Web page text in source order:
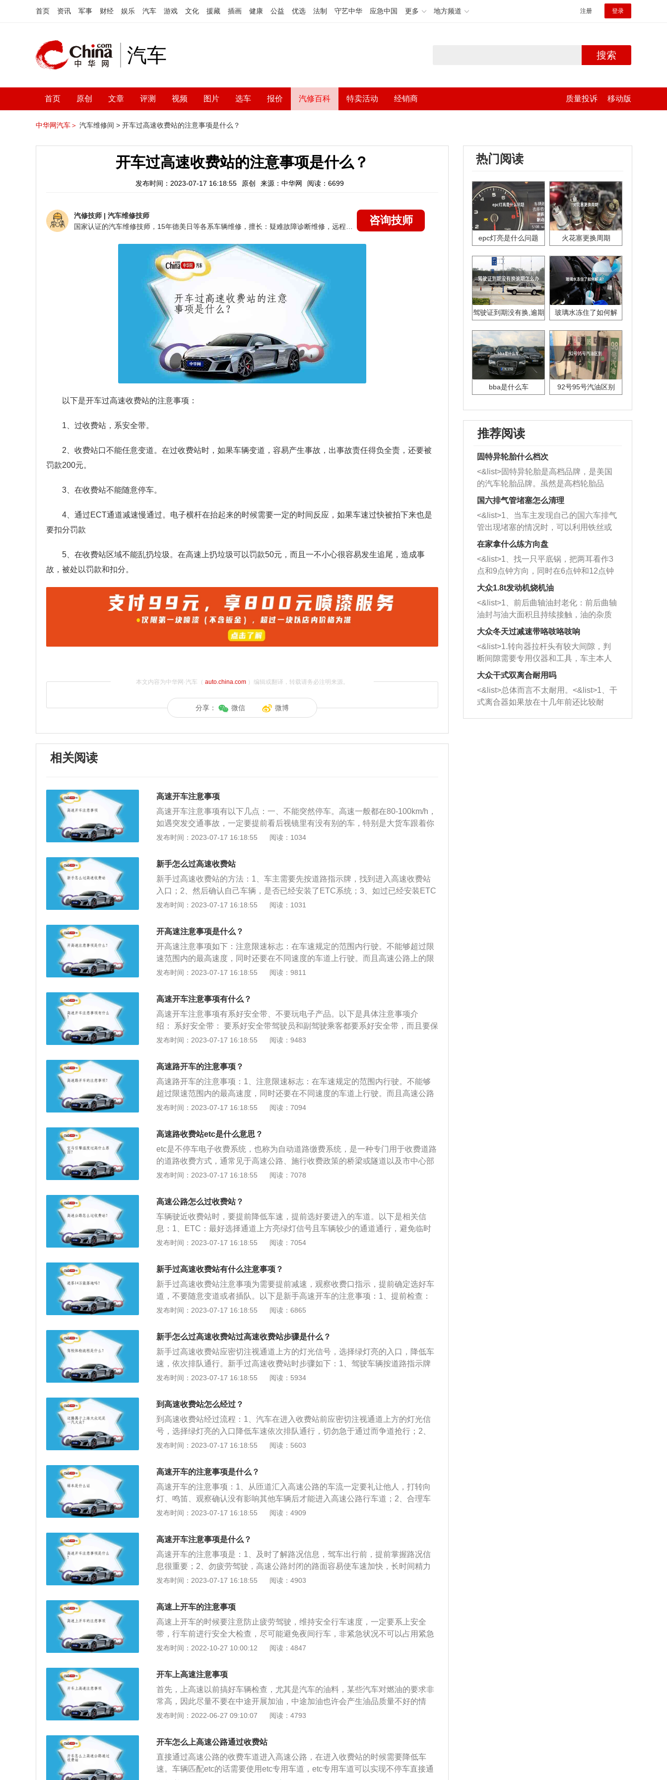
首页 资讯 军事 财经 娱乐 汽车 游戏 文化 援藏 插画 健康 公益 优选 法制 守艺中华 应急中国 更多 地方频道 注册 登录
汽车 搜索
首页 原创 文章 评测 视频 图片 选车 报价 汽修百科 特卖活动 经销商 质量投诉 移动版
中华网汽车＞ 汽车维修间 > 开车过高速收费站的注意事项是什么？
开车过高速收费站的注意事项是什么？
发布时间：2023-07-17 16:18:55 原创 来源：中华网 阅读：6699
汽修技师 | 汽车维修技师
咨询技师
以下是开车过高速收费站的注意事项：
1、过收费站，系安全带。
2、收费站口不能任意变道。在过收费站时，如果车辆变道，容易产生事故，出事故责任得负全责，还要被
罚款200元。
3、在收费站不能随意停车。
4、通过ECT通道减速慢通过。电子横杆在抬起来的时候需要一定的时间反应，如果车速过快被拍下来也是
要扣分罚款
5、在收费站区域不能乱扔垃圾。在高速上扔垃圾可以罚款50元，而且一不小心很容易发生追尾，造成事
故，被处以罚款和扣分。
本文内容为中华网·汽车（ auto.china.com）编辑或翻译，转载请务必注明来源。
分享： 微信 微博
相关阅读
高速开车注意事项
高速开车注意事项有以下几点：一、不能突然停车。高速一般都在80-100km/h，
如遇突发交通事故，一定要提前看后视镜里有没有别的车，特别是大货车跟着你
的时候，如果有的话请一定要提前减速并打开双闪，提醒后车注意，给后方车辆
住车了，这时候你要做的不是停车而是往紧急车道里开，哪怕被拍违章、哪怕车
辆蹭伤，保命最重要。二、要带安全带。学车第一件事儿就是系安全带。保护生
命安全。三、车距保持在200m。速度那么快，车距短肯定反应不过来，一般要预
留2秒的反应时间，建议大家车距一般在200米。注意大货车，尽量避免在在两辆
大货车之间行车，山区道路请不要跟货车，也不要被货车跟。一旦出现事故一定
多么严重的事故或者故障，你一个人无法解决的话那就请你离开事故车辆，并按
照城市路面撤离到主路紧急行车带；高速公路撤离到最外层绿化带的方法等待事
情的处理。四、合理使用灯光。车辆越快，噪音越大。因此我们在高速路上，如
条件下，我们在高速路上更要注意灯光的使用，示宽灯、雾灯、双闪警示灯一个
化，夜间大车普遍较多，光线有差，本着安全第一的原则，建议尽量避免夜间行
车吧。六、不要疲劳驾驶。在高速路行驶超过2个小时司机就需要休息，调整状
态。同样车也需要调整状态，并且可以利用在休息站休息的时候检查车辆的主要
部位（如：轮胎、胎压、机油等），这样才能保证你在下一段旅程的行车安全。
00%。
发布时间：2023-07-17 16:18:55 阅读：1034
新手怎么过高速收费站
新手过高速收费站的方法：1、车主需要先按道路指示牌，找到进入高速收费站
入口；2、然后确认自己车辆，是否已经安装了ETC系统；3、如过已经安装ETC
系统的车主，驾驶车辆进入ETC的专用车道，待栏杆打开后，驾车离开高速收费
会告知车主通行的高速费用，或者按照前方显示屏提示的金额付款。然后工作人
员就会告知车主已经缴费成功，然后将通行发票提供车主；6、车主驾驶车辆离
开即可。车主需要注意的是，走ETC的专用车道时，不要紧跟其他的车辆，容易
导致车辆的扣费不成功，还会导致车辆被落下的杆砸伤，带来不必要的损失。
发布时间：2023-07-17 16:18:55 阅读：1031
开高速注意事项是什么？
开高速注意事项如下：注意限速标志：在车速规定的范围内行驶。不能够超过限
速范围内的最高速度，同时还要在不同速度的车道上行驶。而且高速公路上的限
速都是分段的，这就要求驾驶人员要格外的注意限速标识。避免紧急刹车：在高
的是多辆汽车想撞。集中注意力：行驶的时候集中注意力，注意栏杆，避免因为
安全距离太小，一时分心刮蹭到栏杆上，更严重的是撞到栏杆上。高速公路上车
道很宽，可以好几个车道同时有车行驶，不必要的情况下远离护栏行驶。远离大
货车：尽量远离一些大货车，大客车，这些大型的载重车制动性能都没有那么
好，而且当车辆超载的时候，车辆的控制系统和制动性能都将下降，这对在它旁
的汽车时，我们为了自己的人身安全应尽量远离。不要占用应急车道：没有紧急
情况时不要占用应急车道。这样会使真正有紧急情况的车辆无法驶入。
发布时间：2023-07-17 16:18:55 阅读：9811
高速开车注意事项有什么？
高速开车注意事项有系好安全带、不要玩电子产品。以下是具体注意事项介
绍： 系好安全带： 要系好安全带驾驶员和副驾驶乘客都要系好安全带，而且要保
证在高速公路的全程都要系上安全带，不要中途解开，更不要抱有侥幸心理而不
路上行车，千万不要打电话，看手机，更不要用耳机听录音机，防止听不到其他
车辆的鸣笛，导致危险发生。也不要向车外乱扔物品，以免给其他车辆造成影
响，甚至发生危险。
发布时间：2023-07-17 16:18:55 阅读：9483
高速路开车的注意事项？
高速路开车的注意事项：1、注意限速标志：在车速规定的范围内行驶。不能够
超过限速范围内的最高速度，同时还要在不同速度的车道上行驶。而且高速公路
上的限速都是分段的，这就要求驾驶人员要格外的注意限速标识。2、在高速公
多辆汽车相撞。3、行驶的时候集中注意力：注意栏杆，避免因为安全距离太
小，一时分心刮蹭到栏杆上，更严重的是撞到栏杆上。高速公路上车道很宽，可
以数个车道同时有车行驶，不必要的情况下远离护栏行驶。4、尽量远离一些大
货车，大客车：这些大型的载重车制动性能都没有那么好，而且当车辆超载的时
候，车辆的控制系统和制动性能都将下降，这对在它旁边行驶的小汽车是很大的
的人身安全应尽量远离。
发布时间：2023-07-17 16:18:55 阅读：7094
高速路收费站etc是什么意思？
etc是不停车电子收费系统，也称为自动道路缴费系统，是一种专门用于收费道路
的道路收费方式，通常见于高速公路、施行收费政策的桥梁或隧道以及市中心部
分路段，用以缓解城市交通的拥堵状况。根据国务院规定，从2020年起没有办理
工通道缴纳通行费。还有就是etc刚安装还不可以上高速，需要激活ETC设备后才
能正常使用，节假日免费期间也是可以走高速的，对于已经安装ETC用户通过ET
C车道是不会扣费。ETC的扣费原则：高速公路上会有一条或多条ETC车道。通
过安装在车辆挡风玻璃上的车载电子标签与收费站ETC车道内的微波天线之间的
微波专用短程通信，利用计算机联网技术与银行进行后台结算，达到车辆无需在
则。安装ETC的好处：节省时间：免去了排队等候的烦恼；绿色，环保：绿色低
碳，车辆通行收费站不停车，可降低噪声和尾气排放，减少污染；节省损耗：节
省费用，减少车辆起步、刹车频率，降低磨损、油耗，用户还能享受通行费9.5折
新、更快、更高科技。相比车牌付，ETC技术更成熟更具备优势。更多政策支
基本实现重点城市群交通一卡通互通，车辆安装使用ETC比例大幅提升”，并
在“十三五”综合交通发展主要指标中明确提出“到2020年道路客车ETC使用率达到
50%”的目标。更多的未来可能性：除了要不断提升ETC安装使用便利性和ETC客
车使用率外，未来还将推进货车使用ETC，探索ETC系统与车车通信、车路协同
的应用场景将支持ETC应用。ETC使用注意事项：ETC交易感应区域为8米，遇
到前车停留时，为了防止前车ETC设备故障或根本没有ETC设备，应与前车保持
10米以上距离，防止自动感应为前车缴费的情况。ETC车道通行识别车速为20k
m/h，车速过快则无法读取车辆设备信息，也会导致扣费失败。私自拆卸挪动OB
U设备、ETC电子标签脱落或松动等情况，都会导致电子标签失效，可以送到办
激活即可。使用借记卡绑定ETC时，余额不足也会导致扣费失败，可听从现场工
作人员引导去人工MTC车道，使用现金或刷卡等方式通行。汽车挡风玻璃过厚导
致感应不良。特别是发生过事故的车辆维修换过挡风玻璃，又或者改装前挡风玻
发布时间：2023-07-17 16:18:55 阅读：7078
高速公路怎么过收费站？
车辆驶近收费站时，要提前降低车速，提前选好要进入的车道。以下是相关信
息：1、ETC：最好选择通道上方亮绿灯信号且车辆较少的通道通行，避免临时
打方向盘变换通道。进入收费站时，应该要依次排队通过，切勿争道抢行，加
费亭时，汽车要尽量靠近收费亭，让驾驶室的车窗对准收费口，方便于交接现
金、票证或通行卡。领到通行卡或通行票据后，要妥善保存，切忌随手乱丢，否
则可能会最后下高速时因为找不到通行卡或通行票据而耽误时间。
发布时间：2023-07-17 16:18:55 阅读：7054
新手过高速收费站有什么注意事项？
新手过高速收费站注意事项为需要提前减速，观察收费口指示，提前确定选好车
道，不要随意变道或者插队。以下是新手高速开车的注意事项：1、提前检查：
重点是燃油、机油、胎压、灯光等，并且设计好路线，需要一位3年驾龄的司机
每小时120公里。3、保持车距：应该控制好车速，与前车尽量保持较远距离。
发布时间：2023-07-17 16:18:55 阅读：6865
新手怎么过高速收费站过高速收费站步骤是什么？
新手过高速收费站应密切注视通道上方的灯光信号，选择绿灯亮的入口，降低车
速，依次排队通行。新手过高速收费站时步骤如下：1、驾驶车辆按道路指示牌
进入高速入口收费站;2、确认车辆是否已经安装ETC系统;3、如已经安装ETC，
ETC，进入其他等候车道;5、按次序在收费亭停车，接受工作人员递来的磁卡;
6、在栏杆打开后驾驶车辆进入高速公路;7、根据行程离开高速公路，按指示牌驶
入离开匝道，进入出口收费站;8、如已经安装ETC，请驾驶车辆通过ETC专用通
道离开;9、如未安装ETC，驾驶车辆进入其他道口进行等候。在收费亭停下车辆;
10、将之前入口工作人员递交的卡片交予出口处工作人员;11、按工作人员或者前
发布时间：2023-07-17 16:18:55 阅读：5934
到高速收费站怎么经过？
到高速收费站经过流程：1、汽车在进入收费站前应密切注视通道上方的灯光信
号，选择绿灯亮的入口降低车速依次排队通行，切勿急于通过而争道抢行；2、
进入收费入口处车辆尽量靠近收费亭，使驾驶室门窗对齐收费口，便于收费人员
存好，以备出口时交卡或验票。驾车上高速进收费站的要求：有效的驾驶证、有
效的行驶证、合法车辆、合法驾驶人员、人民币若干（按距离长短不同）、ETC
系统（非必需）。
发布时间：2023-07-17 16:18:55 阅读：5603
高速开车的注意事项是什么？
高速开车的注意事项：1、从匝道汇入高速公路的车流一定要礼让他人，打转向
灯、鸣笛、观察确认没有影响其他车辆后才能进入高速公路行车道；2、合理车
距是确保车辆双方安全的前提条件；3、超车是一个很常规的动作，但是在高速
连续跨越多个车道，换道前应仔细观察车况，打转向灯、鸣笛来提醒其他车辆；
5、应急车道是提供有需要的车辆使用，除非特别情况，不能使用应急车道；6、
高速公路应该使用远光灯，但不是一直使用，而是远、近光交替使用，靠近前车
时应变换为近光灯。
发布时间：2023-07-17 16:18:55 阅读：4909
高速开车注意事项是什么？
高速开车的注意事项是：1、及时了解路况信息，驾车出行前，提前掌握路况信
息很重要；2、勿疲劳驾驶，高速公路封闭的路面容易使车速加快，长时间精力
高度集中，驾姿固定操作单调，非常容易造成心理和生理上的疲劳；3、切勿超
限速要求，不能开快车、开斗气车，更不允许右侧超车，以确保自身和别人的生
发布时间：2023-07-17 16:18:55 阅读：4903
高速上开车的注意事项
高速上开车的时候要注意防止疲劳驾驶，维持安全行车速度，一定要系上安全
带，行车前进行安全大检查，尽可能避免夜间行车，非紧急状况不可以占用紧急
停车道紧急停车道。高速公路速度比较快，噪声大，你的车喇叭前车压根听不
二辆之上大型货车前后的间距非常近时，超车时你就需要防备后来的大车忽然变
更车道超车，那时候要是你恰好跑到他边上，那可就真的听天由命了。夜里超车
时，不要总是用远光灯，在你间距被超车子尾部贰、叁佰米时最好换成近光，如
此前车才可以更好的判定你与他的间距进而并不会误判。在高速公路出现经济损
失轻度的安全事故，要是无伤亡事故、两方对形成原因协商一致，且车子具有挪
功能的手机，能够在动车之前用自己的手机将初始现场拍二张相片。在高速公路
出现交通意外导致车子不能挪动的，一定要在事发现场来车方位一百五十米外设
定警示标志，且人要挪到道路护栏外。
发布时间：2022-10-27 10:00:12 阅读：4847
开车上高速注意事项
首先，上高速以前搞好车辆检查，尤其是汽车的油料，某些汽车对燃油的要求非
常高，因此尽量不要在中途开展加油，中途加油也许会产生油品质量不好的情
况，因此在上高速以前就要搞好检查，还有汽车的机油、胎压、灯光等等，这些
车道会被处罚200元整，并记6分。高速的应急车道是1条抢险车道，倘若在堵车
的时候产生道路交通事故，应急车道就是1条救生通道，因此在开车的时候不要
占据。高速上调节方向盘的时候需要微调，由于在高速上开车，车速非常快，倘
若汽车方向盘调整的角度过大，也许会产生失控或是侧滑现象，对驾驶技术不够
发布时间：2022-06-27 09:10:07 阅读：4793
开车怎么上高速公路通过收费站
直接通过高速公路的收费车道进入高速公路，在进入收费站的时候需要降低车
速。车辆匹配etc的话需要使用etc专用车道，etc专用车道可以实现不停车直接通
热门阅读
epc灯亮是什么问题 火花塞更换周期
驾驶证到期没有换,逾期
玻璃水冻住了如何解
bba是什么车 92号95号汽油区别
推荐阅读
固特异轮胎什么档次
<&list>固特异轮胎是高档品牌，是美国
的汽车轮胎品牌。虽然是高档轮胎品
牌，但是中高低端的轮胎都有生产，这
也是为了更好的开拓市场。
国六排气管堵塞怎么清理
<&list>1、当车主发现自己的国六车排气
管出现堵塞的情况时，可以利用铁丝或
者是细棍，直接将杂物给取出来，如果
堵塞情况比较严重，也可以采取应急措
施。 <&list>2、直接利用木棍将所有的
杂物推到排气管里面的位置处，然后将
三元催化器拆解开，就可以将堵塞的东
西取出来。但如果是因为积碳过多引起
的堵塞，就需要将三元催化器泡在草酸
洗剂对堵塞的情况得到解决，将清洗剂
放在燃油箱中，与燃油混合后，车辆启
动时，就可以和汽油一起进入到燃烧
室，最后形成废气排出，就可以让三元
催化器得到清洗，排气管堵塞的情况就
能够得到解决。
在家拿什么练方向盘
<&list>1、找一只平底锅，把两耳看作3
点和9点钟方向，同时在6点钟和12点钟
方向做一个标记。 <&list>2、双手握住
一圈半的练习，往右同样也要打相同的
圈数。 <&list>3、最后强调要反复练
习，这样就可以形成肌肉记忆，在真实
驾驶车辆时，不需要记忆也能打好方
向。
大众1.8t发动机烧机油
<&list>1、前后曲轴油封老化：前后曲轴
油封与油大面积且持续接触，油的杂质
和发动机内持续温度变化使其密封效果
逐渐减弱，导致渗油或漏油。<&list>2、
活塞间隙过大：积碳会使活塞环与缸体
的间隙扩大，导致机油流入燃烧室中，
造成烧机油。<&list>3、机油粘度。使用
机油粘度过小的话，同样会有烧机油现
象，机油粘度过小具有很好的流动性，
大众冬天过减速带咯吱咯吱响
<&list>1.转向器拉杆头有较大间隙，判
断间隙需要专用仪器和工具，车主本人
无法制作，需要将车辆送到修理厂或4s
店；<&list>2.车辆半轴套管防尘罩破
裂，破裂后会出现漏油现象，使半轴磨
损严重，磨损的半轴容易损坏，产生异
响；<&list>3.稳定器的转向胶套和球头
大众干式双离合耐用吗
<&list>总体而言不太耐用。<&list>1、干
式离合器如果放在十几年前还比较耐